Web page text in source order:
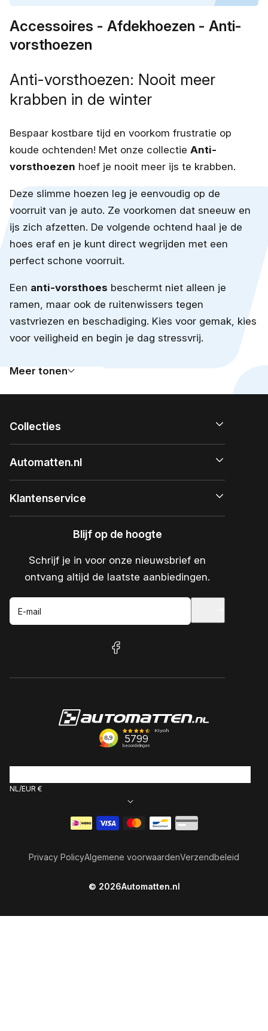
Accessoires - Afdekhoezen - Anti-
vorsthoezen
Anti-vorsthoezen: Nooit meer
krabben in de winter
Bespaar kostbare tijd en voorkom frustratie op
koude ochtenden! Met onze collectie Anti-
vorsthoezen hoef je nooit meer ijs te krabben.
Deze slimme hoezen leg je eenvoudig op de
voorruit van je auto. Ze voorkomen dat sneeuw en
ijs zich afzetten. De volgende ochtend haal je de
hoes eraf en je kunt direct wegrijden met een
perfect schone voorruit.
Een anti-vorsthoes beschermt niet alleen je
ramen, maar ook de ruitenwissers tegen
vastvriezen en beschadiging. Kies voor gemak, kies
voor veiligheid en begin je dag stressvrij.
Meer tonen
Collecties
Automatten.nl
Klantenservice
Blijf op de hoogte
Schrijf je in voor onze nieuwsbrief en
ontvang altijd de laatste aanbiedingen.
E-mail
facebook
NL EUR €
© 2026Automatten.nl
Privacy PolicyAlgemene voorwaardenVerzendbeleid
Betaalmethoden